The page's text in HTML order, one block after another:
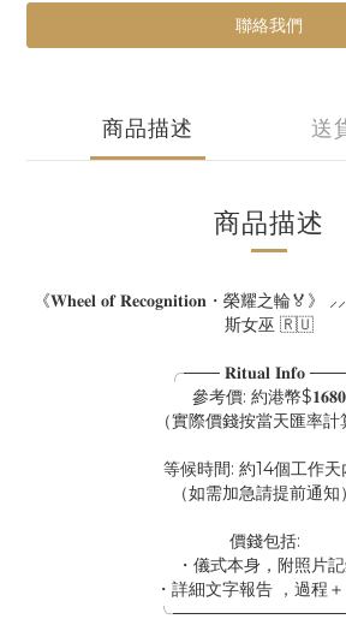
聯絡我們
商品描述 送
商品描述
《𝐖𝐡𝐞𝐞𝐥 𝐨𝐟 𝐑𝐞𝐜𝐨𝐠𝐧𝐢𝐭𝐢𝐨𝐧・榮耀之輪🏅》
斯女巫 🇷🇺
╭─── 𝐑𝐢𝐭𝐮𝐚𝐥 𝐈𝐧𝐟𝐨
參考價: 約港幣$𝟏𝟔𝟖𝟎
（實際價錢按當天匯率計
等候時間: 約14個工作天
（如需加急請提前通知
價錢包括:
・儀式本身，附照片
・詳細文字報告 ，過程